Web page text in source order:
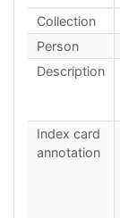
Collection
Person
Description
Index card
annotation